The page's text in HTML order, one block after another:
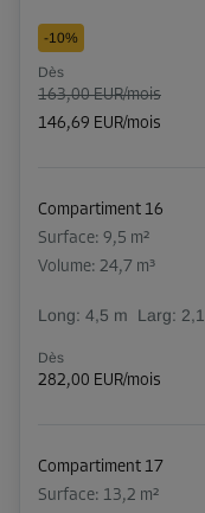
-10%
Dès
163,00 EUR/mois
146,69 EUR/mois
Compartiment 16
Surface: 9,5 m²
Volume: 24,7 m³
Long: 4,5 m Larg: 2,1
Dès
282,00 EUR/mois
Compartiment 17
Surface: 13,2 m²